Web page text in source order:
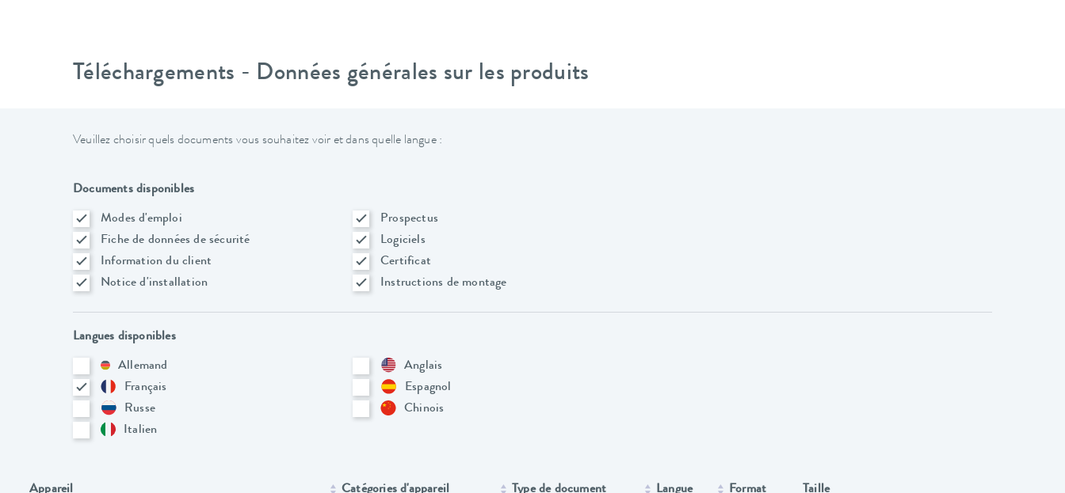
Téléchargements - Données générales sur les produits
Veuillez choisir quels documents vous souhaitez voir et dans quelle langue :
Documents disponibles
Modes d'emploi
Prospectus
Fiche de données de sécurité
Logiciels
Information du client
Certificat
Notice d'installation
Instructions de montage
Langues disponibles
Allemand
Anglais
Français
Espagnol
Russe
Chinois
Italien
Appareil Catégories d'appareil Type de document Langue Format Taille